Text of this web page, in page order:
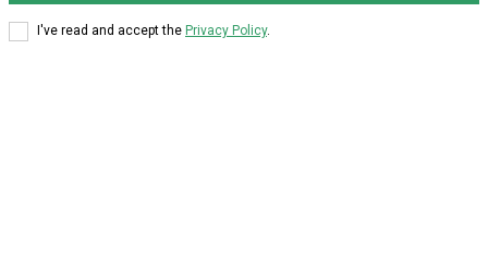
I've read and accept the Privacy Policy.